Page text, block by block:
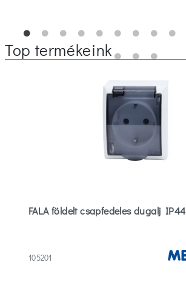
Top termékeink
FALA földelt csapfedeles dugalj IP44
105201